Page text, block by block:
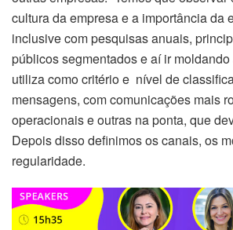
cultura da empresa e a importância da
inclusive com pesquisas anuais,
públicos segmentados e aí ir moldando
utiliza como critério e nível de
mensagens, com comunicações mais
operacionais e outras na ponta, que
Depois disso definimos os canais, os
regularidade.